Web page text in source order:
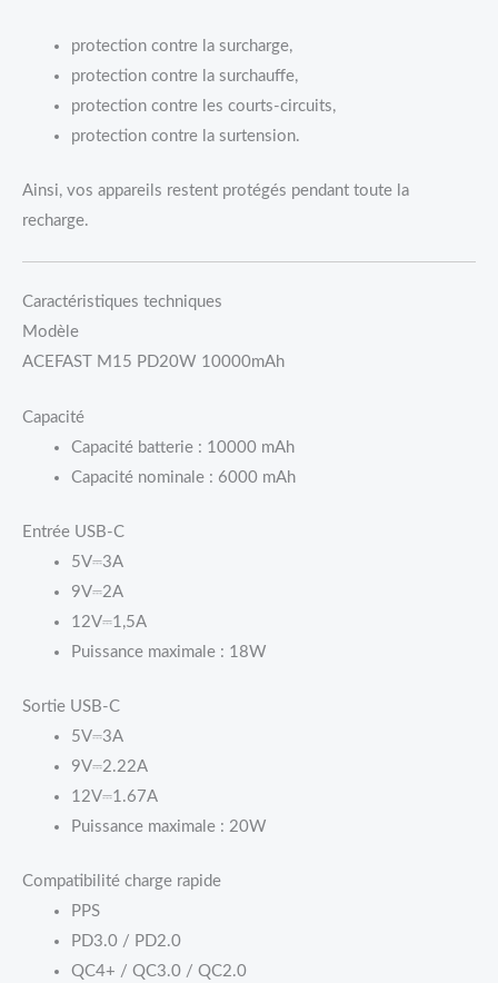
protection contre la surcharge,
protection contre la surchauffe,
protection contre les courts-circuits,
protection contre la surtension.
Ainsi, vos appareils restent protégés pendant toute la
recharge.
Caractéristiques techniques
Modèle
ACEFAST M15 PD20W 10000mAh
Capacité
Capacité batterie : 10000 mAh
Capacité nominale : 6000 mAh
Entrée USB-C
5V⎓3A
9V⎓2A
12V⎓1,5A
Puissance maximale : 18W
Sortie USB-C
5V⎓3A
9V⎓2.22A
12V⎓1.67A
Puissance maximale : 20W
Compatibilité charge rapide
PPS
PD3.0 / PD2.0
QC4+ / QC3.0 / QC2.0